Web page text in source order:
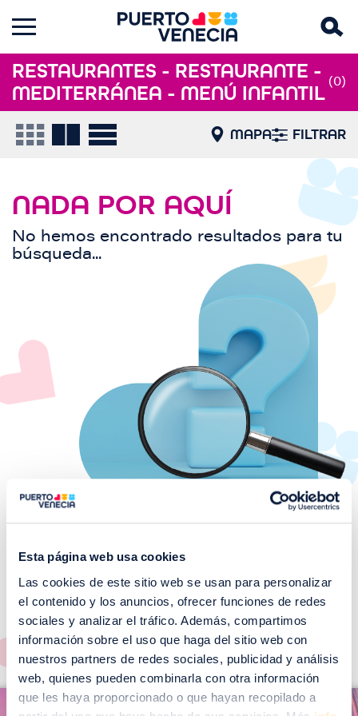
Esta página web usa cookies
Las cookies de este sitio web se usan para personalizar
el contenido y los anuncios, ofrecer funciones de redes
sociales y analizar el tráfico. Además, compartimos
información sobre el uso que haga del sitio web con
nuestros partners de redes sociales, publicidad y análisis
web, quienes pueden combinarla con otra información
que les haya proporcionado o que hayan recopilado a
RESTAURANTES - RESTAURANTE -
MEDITERRÁNEA - MENÚ INFANTIL (0)
MAPA FILTRAR
NADA POR AQUÍ
No hemos encontrado resultados para tu
búsqueda...
¡No te pierdas nuestros
EVENTOS!
Ver todos >
m